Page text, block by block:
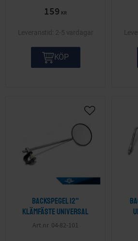
159 KR
2-5 vardagar
KÖP
Backspegel 12"
klämfäste Universal
04-82-101